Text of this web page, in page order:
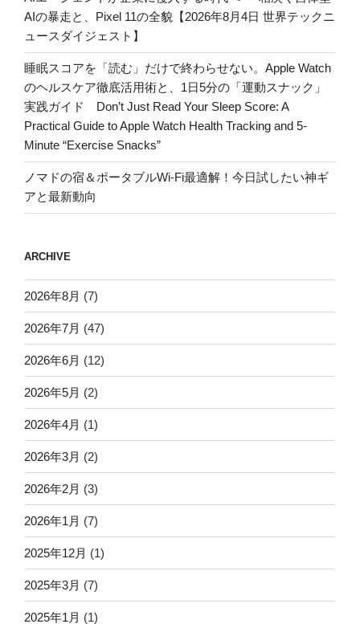
AIの暴走と、Pixel 11の全貌【2026年8月4日 世界テックニ
ュースダイジェスト】
睡眠スコアを「読む」だけで終わらせない。Apple Watch
のヘルスケア徹底活用術と、1日5分の「運動スナック」
実践ガイド Don’t Just Read Your Sleep Score: A
Practical Guide to Apple Watch Health Tracking and 5-
Minute “Exercise Snacks”
ノマドの宿＆ポータブルWi-Fi最適解！今日試したい神ギ
アと最新動向
ARCHIVE
2026年8月 (7)
2026年7月 (47)
2026年6月 (12)
2026年5月 (2)
2026年4月 (1)
2026年3月 (2)
2026年2月 (3)
2026年1月 (7)
2025年12月 (1)
2025年3月 (7)
2025年1月 (1)